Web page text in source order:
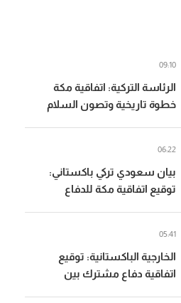
الرئاسة التركية: اتفاقية مكة
خطوة تاريخية وتصون السلام
09:10
بيان سعودي تركي باكستاني:
توقيع اتفاقية مكة للدفاع
06:22
الخارجية الباكستانية: توقيع
اتفاقية دفاع مشترك بين
05:41